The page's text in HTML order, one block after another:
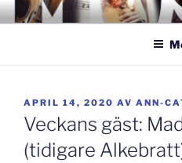
Hoppa
till
– här formas framtiden!
PUBLICERAT
APRIL 14, 2020 AV ANN-
Veckans gäst:
(tidigare